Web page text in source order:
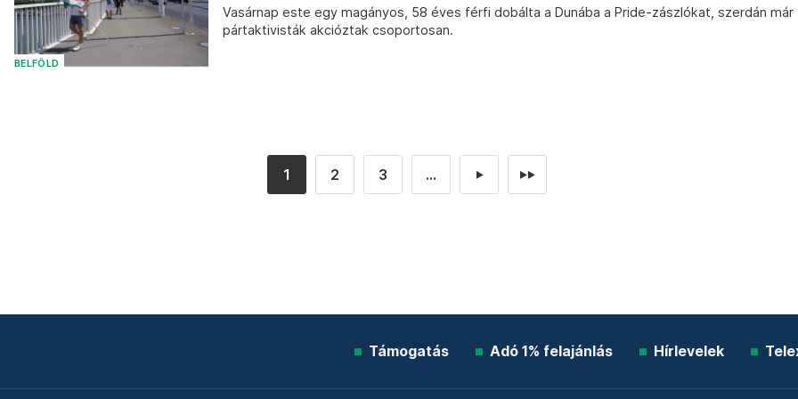
BELFÖLD
Vasárnap este egy magányos, 58 éves férfi dobálta a Dunába a Pride-zászlókat, szerdán már
pártaktivisták akcióztak csoportosan.
1 2 3 ... ► ►►
Támogatás Adó 1% felajánlás Hírlevelek